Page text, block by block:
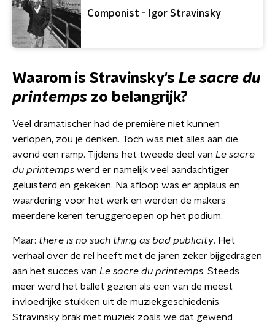
Componist - Igor Stravinsky
Waarom is Stravinsky's Le sacre du
printemps zo belangrijk?
Veel dramatischer had de première niet kunnen
verlopen, zou je denken. Toch was niet alles aan die
avond een ramp. Tijdens het tweede deel van Le sacre
du printemps werd er namelijk veel aandachtiger
geluisterd en gekeken. Na afloop was er applaus en
waardering voor het werk en werden de makers
meerdere keren teruggeroepen op het podium.
Maar: there is no such thing as bad publicity. Het
verhaal over de rel heeft met de jaren zeker bijgedragen
aan het succes van Le sacre du printemps. Steeds
meer werd het ballet gezien als een van de meest
invloedrijke stukken uit de muziekgeschiedenis.
Stravinsky brak met muziek zoals we dat gewend